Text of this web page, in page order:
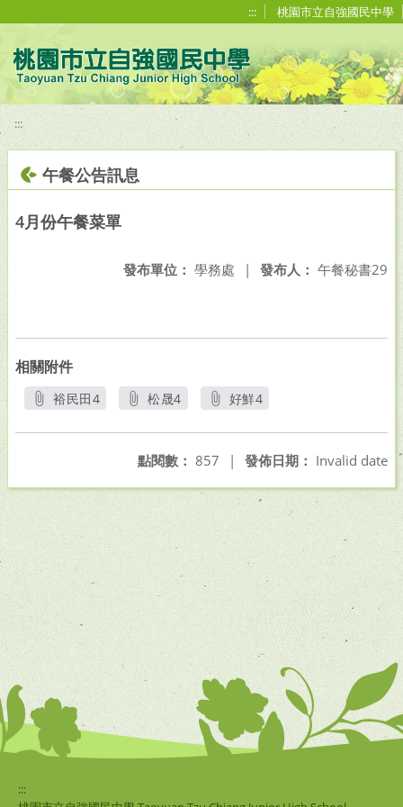
::: 桃園市立自強國民中學
:::
午餐公告訊息
4月份午餐菜單
發布人： 午餐秘書29
發布單位： 學務處 |
相關附件
裕民田4
松晟4
好鮮4
發佈日期： Invalid date
點閱數： 857 |
:::